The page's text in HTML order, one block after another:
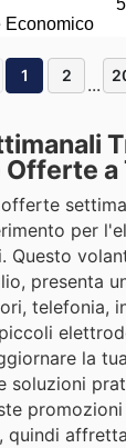
1 2 ...
Offerte
per
Questo
presenta
telefonia,
la
soluzioni
quindi